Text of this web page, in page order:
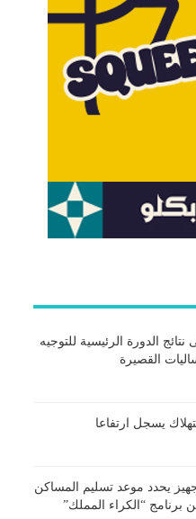
الدورة الرئيسية للتوجيه
القصيرة
يسجل ارتفاعا
يحدد موعد تسليم المساكن
برنامج “الكراء المملك”